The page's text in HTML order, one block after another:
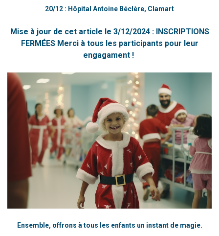
20/12 : Hôpital Antoine Béclère, Clamart
Mise à jour de cet article le 3/12/2024 : INSCRIPTIONS
FERMÉES Merci à tous les participants pour leur
engagament !
Ensemble, offrons à tous les enfants un instant de magie.